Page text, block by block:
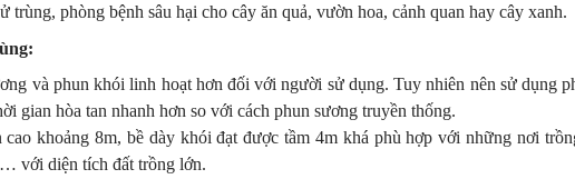
phòng bệnh sâu hại cho cây ăn quả, vườn hoa, cảnh quan hay cây xanh.
và phun khói linh hoạt hơn đối với người sử dụng. Tuy nhiên nên sử dụng
gian hòa tan nhanh hơn so với cách phun sương truyền thống.
khoảng 8m, bề dày khói đạt được tầm 4m khá phù hợp với những nơi
với diện tích đất trồng lớn.